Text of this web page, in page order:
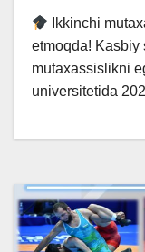
Ikkinchi
etmoqda! Kasbiy
mutaxassislikni
universitetida